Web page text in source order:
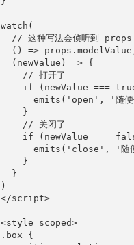
watch(
// 这种写法会侦听到
() =>
  (newValue) => {
    // 打开了
if (newValue ===
emits('open', '随便
    }
    // 关闭了
if (newValue ===
emits('close', '随
    }
  }
)
</script>
<style scoped>
.box {